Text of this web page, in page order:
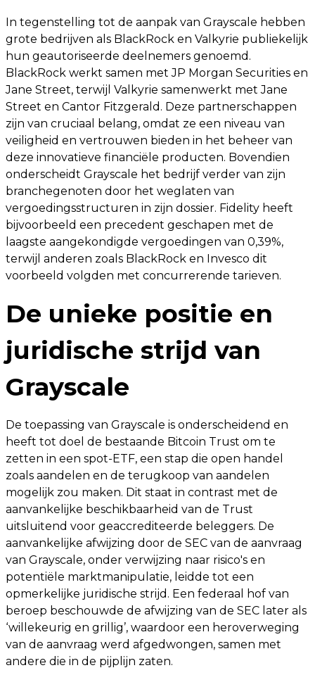
In tegenstelling tot de aanpak van Grayscale hebben
grote bedrijven als BlackRock en Valkyrie publiekelijk
hun geautoriseerde deelnemers genoemd.
BlackRock werkt samen met JP Morgan Securities en
Jane Street, terwijl Valkyrie samenwerkt met Jane
Street en Cantor Fitzgerald. Deze partnerschappen
zijn van cruciaal belang, omdat ze een niveau van
veiligheid en vertrouwen bieden in het beheer van
deze innovatieve financiële producten. Bovendien
onderscheidt Grayscale het bedrijf verder van zijn
branchegenoten door het weglaten van
vergoedingsstructuren in zijn dossier. Fidelity heeft
bijvoorbeeld een precedent geschapen met de
laagste aangekondigde vergoedingen van 0,39%,
terwijl anderen zoals BlackRock en Invesco dit
voorbeeld volgden met concurrerende tarieven.
De unieke positie en
juridische strijd van
Grayscale
De toepassing van Grayscale is onderscheidend en
heeft tot doel de bestaande Bitcoin Trust om te
zetten in een spot-ETF, een stap die open handel
zoals aandelen en de terugkoop van aandelen
mogelijk zou maken. Dit staat in contrast met de
aanvankelijke beschikbaarheid van de Trust
uitsluitend voor geaccrediteerde beleggers. De
aanvankelijke afwijzing door de SEC van de aanvraag
van Grayscale, onder verwijzing naar risico's en
potentiële marktmanipulatie, leidde tot een
opmerkelijke juridische strijd. Een federaal hof van
beroep beschouwde de afwijzing van de SEC later als
‘willekeurig en grillig’, waardoor een heroverweging
van de aanvraag werd afgedwongen, samen met
andere die in de pijplijn zaten.